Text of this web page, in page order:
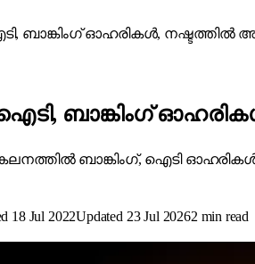
ഓഹരികൾ, നഷ്ടത്തിൽ അടച്ച്
ബാങ്കിംഗ് ഓഹരികൾ,
ബാങ്കിംഗ്, ഐടി ഓഹരികൾ
18 Jul 2022Updated 23 Jul 20262 min read